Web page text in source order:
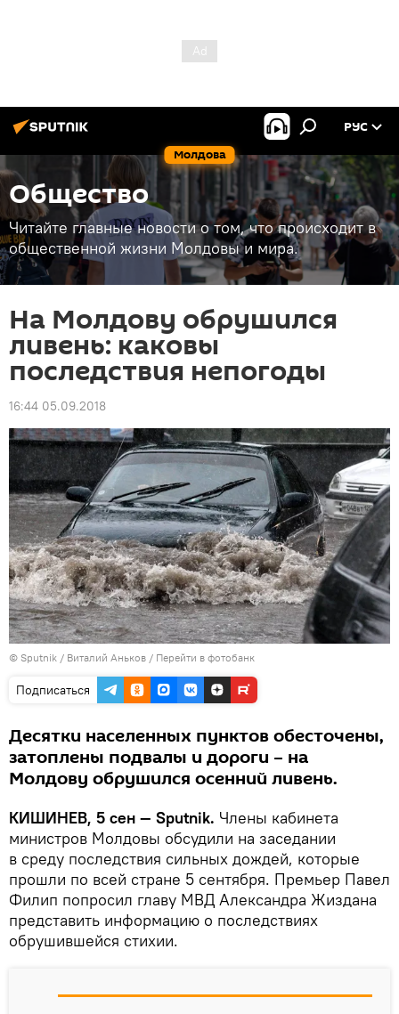
Молдова
РУС
Общество
Читайте главные новости о том, что происходит в
общественной жизни Молдовы и мира.
На Молдову обрушился
ливень: каковы
последствия непогоды
16:44 05.09.2018
© Sputnik / Виталий Аньков / Перейти в фотобанк
Подписаться
Десятки населенных пунктов обесточены,
затоплены подвалы и дороги – на
Молдову обрушился осенний ливень.
КИШИНЕВ, 5 сен — Sputnik. Члены кабинета
министров Молдовы обсудили на заседании
в среду последствия сильных дождей, которые
прошли по всей стране 5 сентября. Премьер Павел
Филип попросил главу МВД Александра Жиздана
представить информацию о последствиях
обрушившейся стихии.